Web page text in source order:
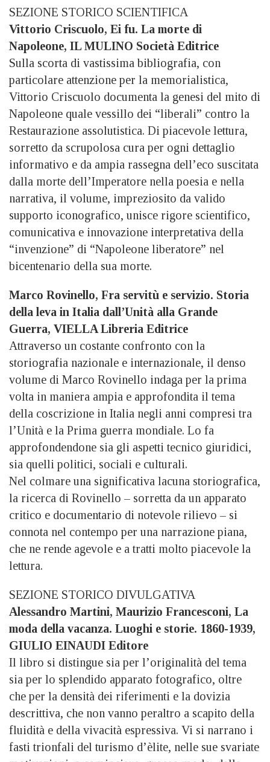
SEZIONE STORICO SCIENTIFICA
Vittorio Criscuolo, Ei fu. La morte di
Napoleone, IL MULINO Società Editrice
Sulla scorta di vastissima bibliografia, con
particolare attenzione per la memorialistica,
Vittorio Criscuolo documenta la genesi del mito di
Napoleone quale vessillo dei “liberali” contro la
Restaurazione assolutistica. Di piacevole lettura,
sorretto da scrupolosa cura per ogni dettaglio
informativo e da ampia rassegna dell’eco suscitata
dalla morte dell’Imperatore nella poesia e nella
narrativa, il volume, impreziosito da valido
supporto iconografico, unisce rigore scientifico,
comunicativa e innovazione interpretativa della
“invenzione” di “Napoleone liberatore” nel
bicentenario della sua morte.
Marco Rovinello, Fra servitù e servizio. Storia
della leva in Italia dall’Unità alla Grande
Guerra, VIELLA Libreria Editrice
Attraverso un costante confronto con la
storiografia nazionale e internazionale, il denso
volume di Marco Rovinello indaga per la prima
volta in maniera ampia e approfondita il tema
della coscrizione in Italia negli anni compresi tra
l’Unità e la Prima guerra mondiale. Lo fa
approfondendone sia gli aspetti tecnico giuridici,
sia quelli politici, sociali e culturali.
Nel colmare una significativa lacuna storiografica,
la ricerca di Rovinello – sorretta da un apparato
critico e documentario di notevole rilievo – si
connota nel contempo per una narrazione piana,
che ne rende agevole e a tratti molto piacevole la
lettura.
SEZIONE STORICO DIVULGATIVA
Alessandro Martini, Maurizio Francesconi, La
moda della vacanza. Luoghi e storie. 1860-1939,
GIULIO EINAUDI Editore
Il libro si distingue sia per l’originalità del tema
sia per lo splendido apparato fotografico, oltre
che per la densità dei riferimenti e la dovizia
descrittiva, che non vanno peraltro a scapito della
fluidità e della vivacità espressiva. Vi si narrano i
fasti trionfali del turismo d’èlite, nelle sue svariate